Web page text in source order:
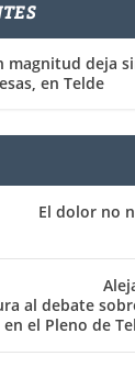
magnitud deja
en Telde
El dolor no
al debate
el Pleno de